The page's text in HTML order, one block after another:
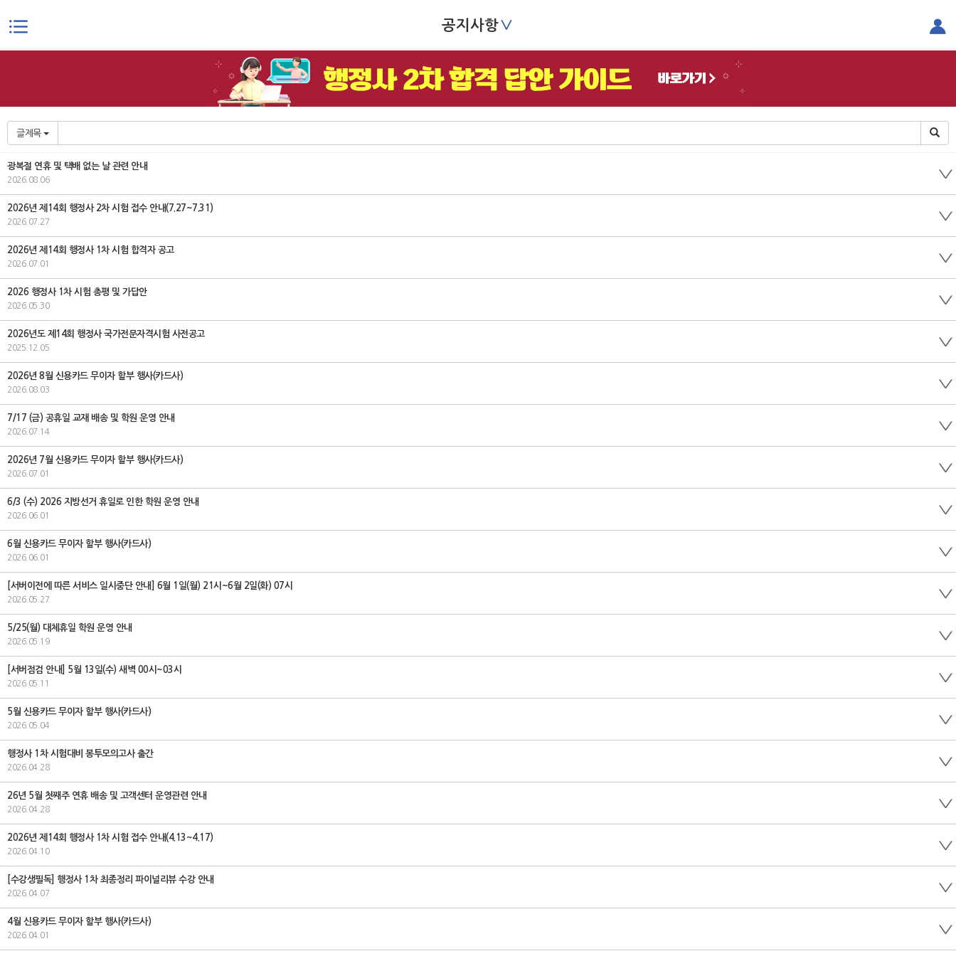
공지사항∨
글제목
광복절 연휴 및 택배 없는 날 관련 안내
2026.08.06
2026년 제14회 행정사 2차 시험 접수 안내(7.27~7.31)
2026.07.27
2026년 제14회 행정사 1차 시험 합격자 공고
2026.07.01
2026 행정사 1차 시험 총평 및 가답안
2026.05.30
2026년도 제14회 행정사 국가전문자격시험 사전공고
2025.12.05
2026년 8월 신용카드 무이자 할부 행사(카드사)
2026.08.03
7/17 (금) 공휴일 교재 배송 및 학원 운영 안내
2026.07.14
2026년 7월 신용카드 무이자 할부 행사(카드사)
2026.07.01
6/3 (수) 2026 지방선거 휴일로 인한 학원 운영 안내
2026.06.01
6월 신용카드 무이자 할부 행사(카드사)
2026.06.01
[서버이전에 따른 서비스 일시중단 안내] 6월 1일(월) 21시~6월 2일(화) 07시
2026.05.27
5/25(월) 대체휴일 학원 운영 안내
2026.05.19
[서버점검 안내] 5월 13일(수) 새벽 00시~03시
2026.05.11
5월 신용카드 무이자 할부 행사(카드사)
2026.05.04
행정사 1차 시험대비 봉투모의고사 출간
2026.04.28
26년 5월 첫째주 연휴 배송 및 고객센터 운영관련 안내
2026.04.28
2026년 제14회 행정사 1차 시험 접수 안내(4.13~4.17)
2026.04.10
[수강생필독] 행정사 1차 최종정리 파이널리뷰 수강 안내
2026.04.07
4월 신용카드 무이자 할부 행사(카드사)
2026.04.01